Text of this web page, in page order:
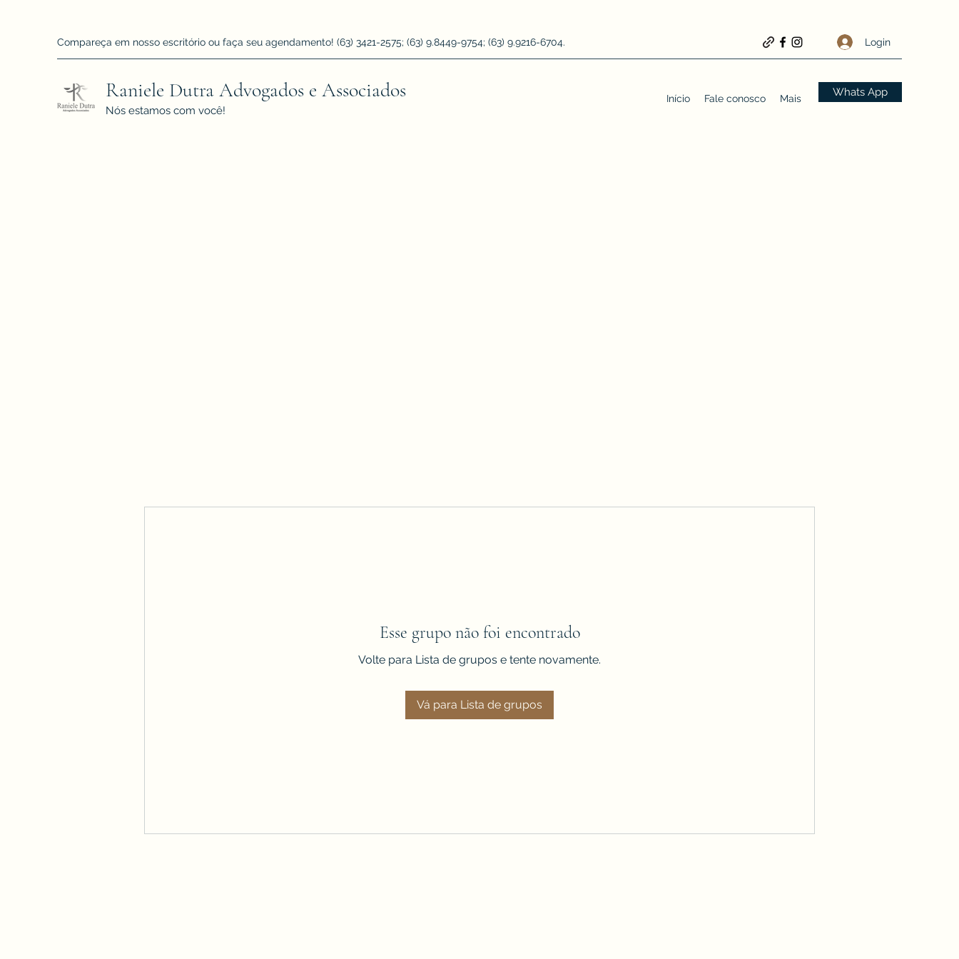
Compareça em nosso escritório ou faça seu agendamento! (63) 3421-2575; (63) 9.8449-9754; (63) 9.9216-6704. Login
Raniele Dutra Advogados e Associados
Nós estamos com você!
Início Fale conosco Mais Whats App
Esse grupo não foi encontrado
Volte para Lista de grupos e tente novamente.
Vá para Lista de grupos